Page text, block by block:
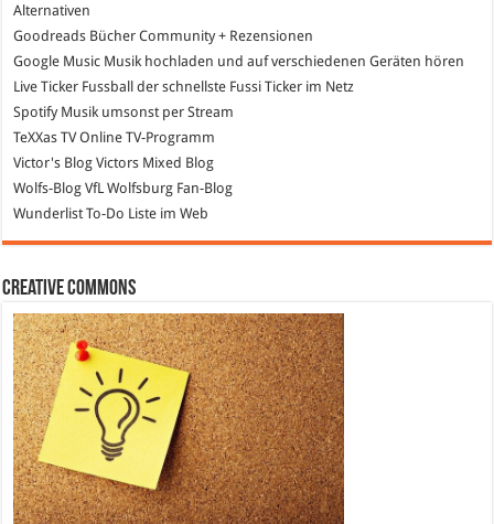
Alternativen
Goodreads Bücher Community + Rezensionen
Google Music Musik hochladen und auf verschiedenen Geräten hören
Live Ticker Fussball
der schnellste Fussi Ticker im Netz
SpotifyMusik umsonst per Stream
TeXXas TVOnline TV-Programm
Victor's Blog Victors Mixed Blog
Wolfs-Blog VfL Wolfsburg Fan-Blog
WunderlistTo-Do Liste im Web
Creative Commons